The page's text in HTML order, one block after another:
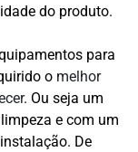
do produto.
para
o melhor
. Ou seja um
e com um
De